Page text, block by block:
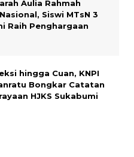
Aulia Rahmah
Siswi MTsN 3
Raih Penghargaan
hingga Cuan, KNPI
Bongkar Catatan
HJKS Sukabumi